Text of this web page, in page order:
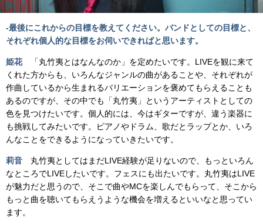
-最後にこれからの目標を教えてください。バンドとしての目標と、
それぞれ個人的な目標をお伺いできればと思います。
姫花
「丸竹夷とはなんなのか」を定めたいです。LIVEを観に来て
くれた方からも、いろんなジャンルの曲があることや、それぞれが
作曲しているから生まれるバリエーションを褒めてもらえることも
あるのですが、その中でも「丸竹夷」というアーティストとしての
色を見つけたいです。個人的には、今はギターですが、違う楽器に
も挑戦してみたいです。ピアノやドラム、歌だとラップとか、いろ
んなことをできるようになっていきたいです。
莉音 丸竹夷としてはまだLIVE経験が足りないので、もっといろん
なところでLIVEしたいです。フェスにも出たいです。丸竹夷はLIVE
が魅力だと思うので、そこで曲やMCを楽しんでもらって、そこから
もっと曲を聴いてもらえうような機会を増えるといいなと思ってい
ます。